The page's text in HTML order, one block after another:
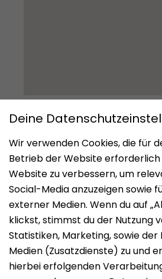
Impressum
Datenschutz
Nutzungsbedingungen